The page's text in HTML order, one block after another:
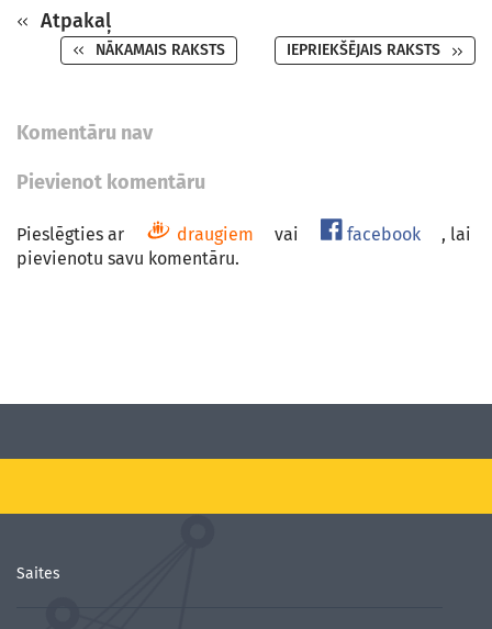
Atpakaļ
NĀKAMAIS RAKSTS IEPRIEKŠĒJAIS RAKSTS
Komentāru nav
Pievienot komentāru
Pieslēgties ar draugiem vai facebook
, lai
pievienotu savu komentāru.
Saites